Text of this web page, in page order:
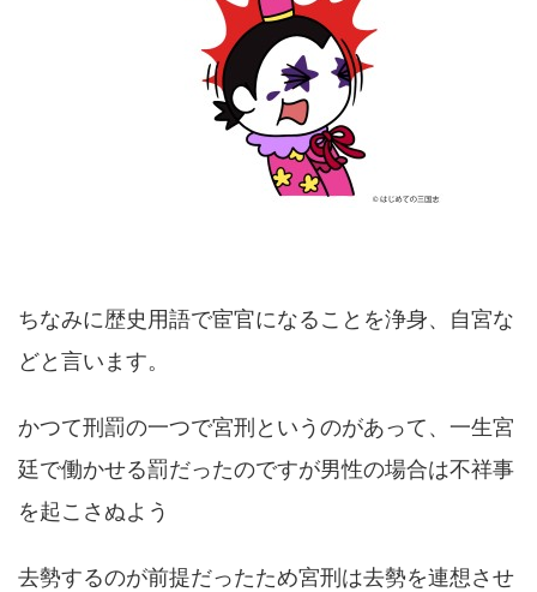
ちなみに歴史用語で宦官になることを浄身、自宮な
どと言います。
かつて刑罰の一つで宮刑というのがあって、一生宮
廷で働かせる罰だったのですが男性の場合は不祥事
を起こさぬよう
去勢するのが前提だったため宮刑は去勢を連想させ